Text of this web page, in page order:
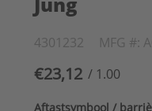
4301232 MFG #:
€23,12 / 1.00
Aftastsymbool /